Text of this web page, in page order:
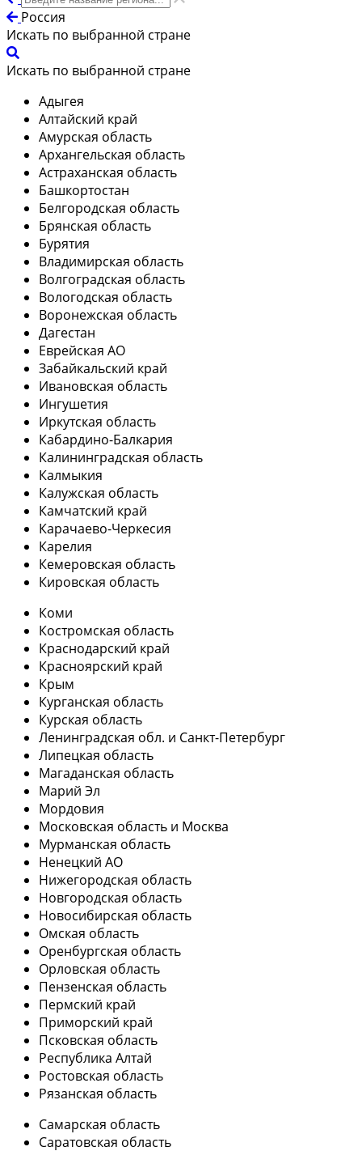
Россия
Искать по выбранной стране
Искать по выбранной стране
Адыгея
Алтайский край
Амурская область
Архангельская область
Астраханская область
Башкортостан
Белгородская область
Брянская область
Бурятия
Владимирская область
Волгоградская область
Вологодская область
Воронежская область
Дагестан
Еврейская АО
Забайкальский край
Ивановская область
Ингушетия
Иркутская область
Кабардино-Балкария
Калининградская область
Калмыкия
Калужская область
Камчатский край
Карачаево-Черкесия
Карелия
Кемеровская область
Кировская область
Коми
Костромская область
Краснодарский край
Красноярский край
Крым
Курганская область
Курская область
Ленинградская обл. и Санкт-Петербург
Липецкая область
Магаданская область
Марий Эл
Мордовия
Московская область и Москва
Мурманская область
Ненецкий АО
Нижегородская область
Новгородская область
Новосибирская область
Омская область
Оренбургская область
Орловская область
Пензенская область
Пермский край
Приморский край
Псковская область
Республика Алтай
Ростовская область
Рязанская область
Самарская область
Саратовская область